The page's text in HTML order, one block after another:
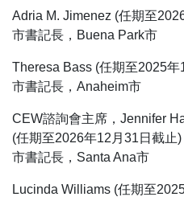
Adria M. Jimenez (任期至
市書記長，Buena Park市
Theresa Bass (任期至2025
市書記長，Anaheim市
CEW諮詢會主席，Jennifer
(任期至2026年12月31日截止)
市書記長，Santa Ana市
Lucinda Williams (任期至